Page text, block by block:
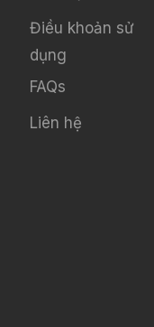
Điều khoản sử
dụng
FAQs
Liên hệ